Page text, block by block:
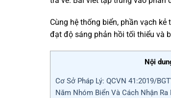
Cùng hệ thống biển, phần vạch
đạt độ sáng phản hồi tối thiểu và
Nội
Cơ Sở Pháp Lý: QCVN 41:2019/
Năm Nhóm Biển Và Cách Nhận Ra